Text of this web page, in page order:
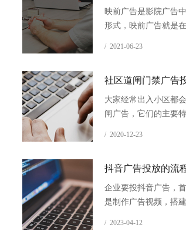
映前广告是影院广告
形式，映前广告就是
/ 2021-06-23
社区道闸门禁广告
大家经常出入小区都
闸广告，它们的主要
/ 2020-12-23
抖音广告投放的流
企业要投抖音广告，
是制作广告视频，搭
/ 2023-04-12